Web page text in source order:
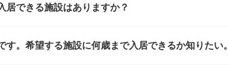
居できる施設はありますか？
。希望する施設に何歳まで入居できるか知りたい。